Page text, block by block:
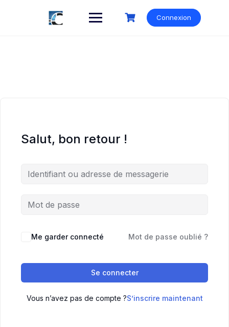
Connexion
Salut, bon retour !
Me garder connecté Mot de passe oublié ?
Se connecter
Vous n’avez pas de compte ?S’inscrire maintenant